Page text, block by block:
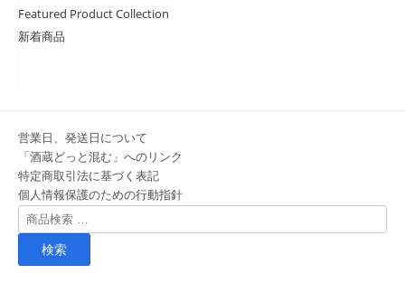
Featured Product Collection
新着商品
営業日、発送日について
「酒蔵どっと混む」へのリンク
特定商取引法に基づく表記
個人情報保護のための行動指針
検
索
象: